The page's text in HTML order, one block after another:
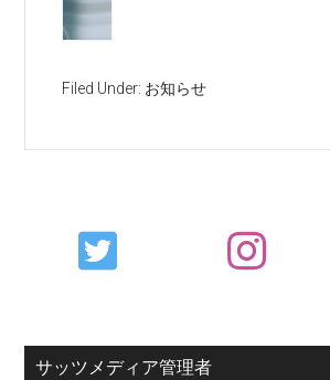
Filed Under: お知らせ
Primary
Sidebar
サッツメディア管理者